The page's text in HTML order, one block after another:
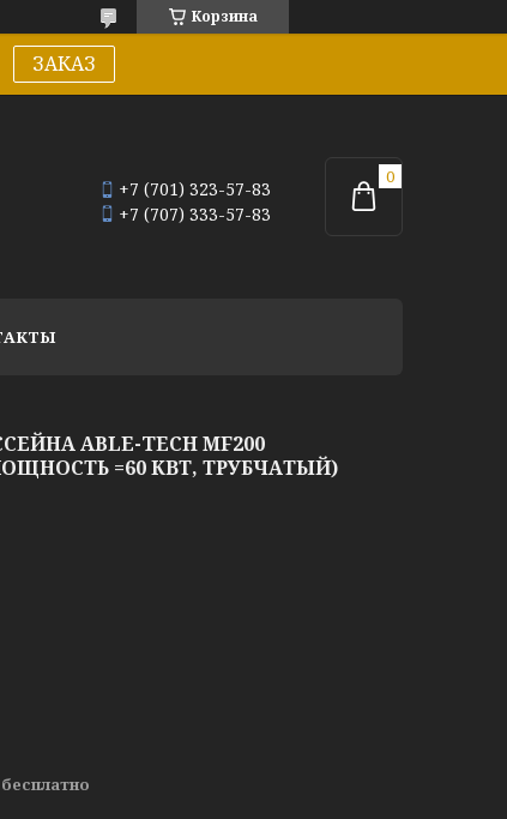
Корзина
ЗАКАЗ
+7 (701) 323-57-83
+7 (707) 333-57-83
ABLE-TECH MF200
=60 КВТ, ТРУБЧАТЫЙ)
бесплатно